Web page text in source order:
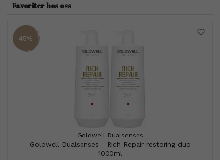
Favoriter hos oss
45%
Goldwell Dualsenses
Goldwell Dualsenses - Rich Repair restoring duo
1000ml